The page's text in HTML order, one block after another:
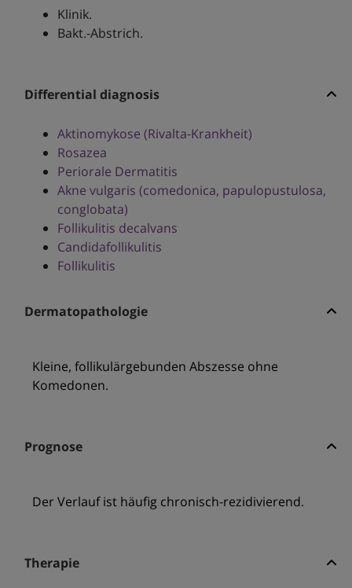
Klinik.
Bakt.-Abstrich.
Differential diagnosis
Aktinomykose (Rivalta-Krankheit)
Rosazea
Periorale Dermatitis
Akne vulgaris (comedonica, papulopustulosa,
conglobata)
Follikulitis decalvans
Candidafollikulitis
Follikulitis
Dermatopathologie
Kleine, follikulärgebunden Abszesse ohne
Komedonen.
Prognose
Der Verlauf ist häufig chronisch-rezidivierend.
Therapie